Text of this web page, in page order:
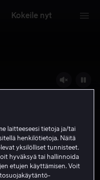
Kokeile nyt
laitteeseesi tietoja ja/tai
henkilötietoja. Näitä
yksilölliset tunnisteet.
hyväksyä tai hallinnoida
etujen käyttämisen. Voit